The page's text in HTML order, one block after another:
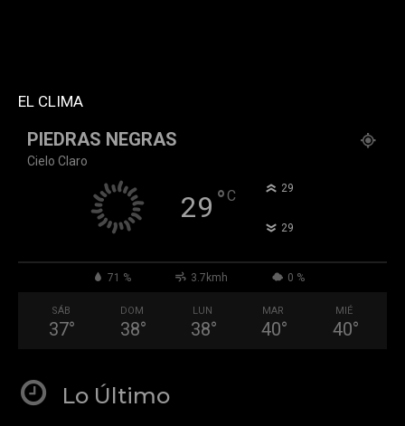
EL CLIMA
PIEDRAS NEGRAS
Cielo Claro
29 °C 29
29
71 % 3.7kmh 0 %
SÁB
37°
DOM
38°
LUN
38°
MAR
40°
MIÉ
40°
Lo Último